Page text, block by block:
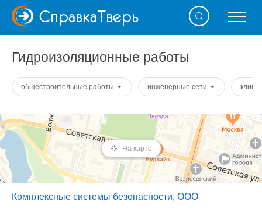
СправкаТверь
Гидроизоляционные работы
общестроительные работы инженерные сети
На карте
Комплексные системы безопасности, ООО